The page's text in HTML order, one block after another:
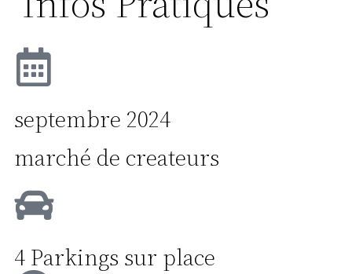
septembre 2024
marché de createurs
4 Parkings sur place